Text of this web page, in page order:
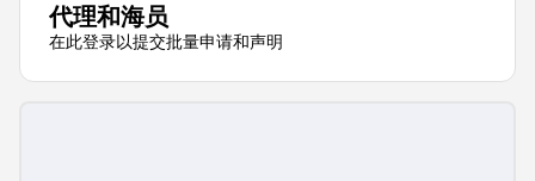
代理和海员
在此登录以提交批量申请和声明